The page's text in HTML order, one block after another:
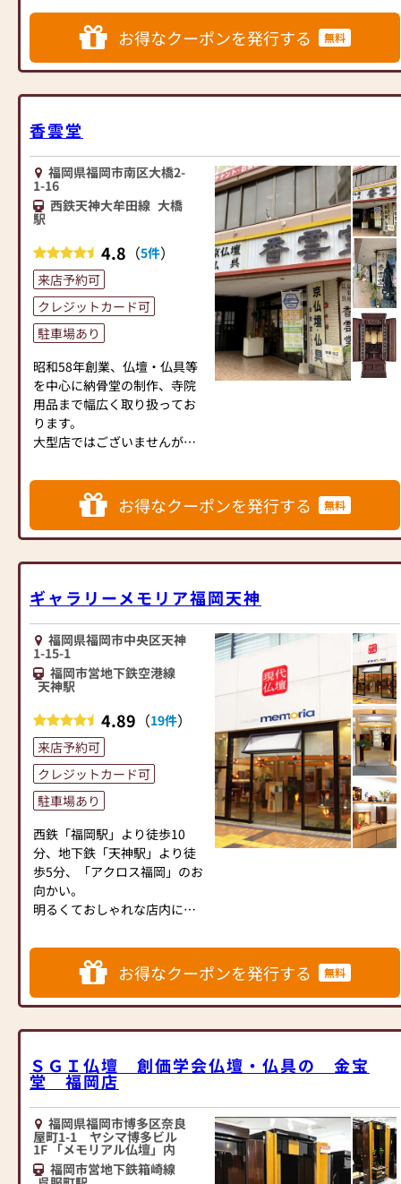
自宅のお仏壇に合わせて、お
求めいただけます。
当店の魅力は、品質と価格の
バランスです。品質に妥協せ
ず、お求めやすい価格を実現
利用いただけるような耐久性
ますので、安心してお買い物
をお楽しみいただけます。
また、スタッフ一同、お客様
のご要望に丁寧にお応えいた
します。お仏壇や仏具に関す
るご質問やご相談にも親身に
お答えし、最適なアドバイス
をいたします。お客様のご満
足度を最優先に考え、心から
のおもてなしを提供いたしま
お仏壇のはせがわでは、お客
様の大切なご供養に寄り添
い、お手伝いさせていただき
ます。ぜひ一度、当店にお越
しください。心地よい空間
だけます。スタッフ一同、心
よりお待ちしております。」
それまでの間、お客様にはご
迷惑をお掛けいたしますが、
お電話にて応対させていただ
きます。
(本店、宗像店とも火曜定休)
明治6年（1873年）創業。
福岡・博多の町で「よりどり
みどりある」と親しまれてき
た老舗仏壇店です。
仏像彫刻家である仏師の初代
より、皆様のご供養のお手伝
いをして約150年。
常時250台の仏壇を展示し、仏
具・仏像・位牌や仏事小物も
人気の家具調仏壇から伝統型
の唐木仏壇・金仏壇、神徒
壇・神棚はもちろん、手元供
養品も取り扱っています。
古いお仏壇の修理や洗濯など
にご相談ください。
寺院様のお仏像や荘厳仏具の
ご注文も承っております。
みどりや仏壇店 福岡本店は中
どうぞお気軽にご来店くださ
当店ではコロナ対策として下
記の項目を実施しておりま
す。
②従業員は手洗い・うが
い・マスクを着用
③窓やドアを開けるなどし
ての換気
④1日1回以上店内消毒を実
⑤時短営業
以上の項目を心掛け営業して
おります。ご理解のほど宜し
くお願い致します。
お得なクーポンを発行する 無料
香雲堂
福岡県福岡市南区大橋2-
1-16
西鉄天神大牟田線 大橋
駅
4.8 （5件）
来店予約可
クレジットカード可
駐車場あり
昭和58年創業、仏壇・仏具等
を中心に納骨堂の制作、寺院
用品まで幅広く取り扱ってお
ります。
大型店ではございませんが、
がらの常連様や長いお付き合
いをさせて頂いているお客様
も多数いらっしゃいます。
皆さまのご来店を心よりお待
お得なクーポンを発行する 無料
ギャラリーメモリア福岡天神
福岡県福岡市中央区天神
1-15-1
福岡市営地下鉄空港線
天神駅
4.89 （19件）
来店予約可
クレジットカード可
駐車場あり
西鉄「福岡駅」より徒歩10
分、地下鉄「天神駅」より徒
歩5分、「アクロス福岡」のお
向かい。
明るくておしゃれな店内に、
ております。
現代仏壇は、お洒落なお仏壇
の代表的なブランドです。
デザインやサイズが豊富なた
め、
い特徴があります。
きっと、ご満足いただけるお
仏壇が見つかるはずです！
お洒落なお仏壇をお探しなら
お得なクーポンを発行する 無料
ＳＧＩ仏壇 創価学会仏壇・仏具の 金宝
堂 福岡店
福岡県福岡市博多区奈良
屋町1-1 ヤシマ博多ビル
1F 「メモリアル仏壇」内
福岡市営地下鉄箱崎線